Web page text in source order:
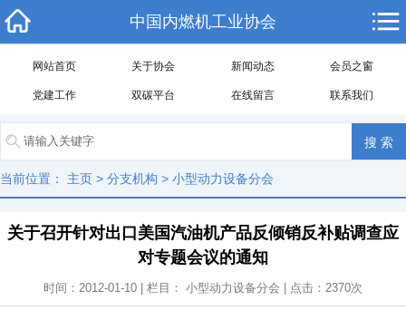
中国内燃机工业协会
网站首页 关于协会 新闻动态 会员之窗
党建工作 双碳平台 在线留言 联系我们
当前位置： 主页 > 分支机构 > 小型动力设备分会
关于召开针对出口美国汽油机产品反倾销反补贴调查应
对专题会议的通知
时间：2012-01-10 | 栏目： 小型动力设备分会 | 点击： 2370次